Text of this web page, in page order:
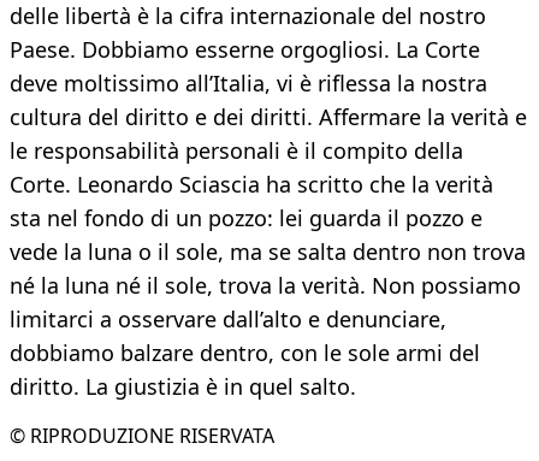
delle libertà è la cifra internazionale del nostro
Paese. Dobbiamo esserne orgogliosi. La Corte
deve moltissimo all’Italia, vi è riflessa la nostra
cultura del diritto e dei diritti. Affermare la verità e
le responsabilità personali è il compito della
Corte. Leonardo Sciascia ha scritto che la verità
sta nel fondo di un pozzo: lei guarda il pozzo e
vede la luna o il sole, ma se salta dentro non trova
né la luna né il sole, trova la verità. Non possiamo
limitarci a osservare dall’alto e denunciare,
dobbiamo balzare dentro, con le sole armi del
diritto. La giustizia è in quel salto.
© RIPRODUZIONE RISERVATA